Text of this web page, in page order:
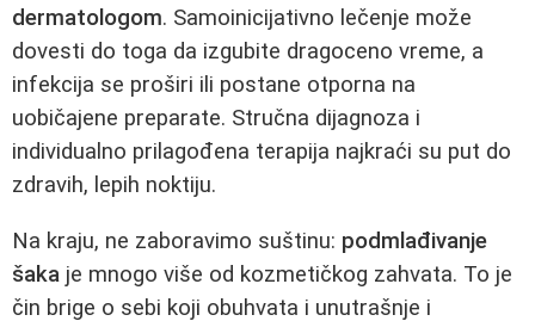
dermatologom. Samoinicijativno lečenje može
dovesti do toga da izgubite dragoceno vreme, a
infekcija se proširi ili postane otporna na
uobičajene preparate. Stručna dijagnoza i
individualno prilagođena terapija najkraći su put do
zdravih, lepih noktiju.
Na kraju, ne zaboravimo suštinu: podmlađivanje
šaka je mnogo više od kozmetičkog zahvata. To je
čin brige o sebi koji obuhvata i unutrašnje i